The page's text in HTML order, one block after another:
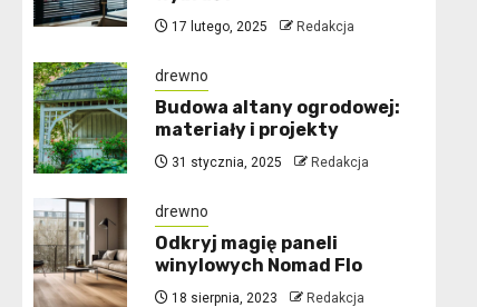
17 lutego, 2025 Redakcja
drewno
Budowa altany ogrodowej:
materiały i projekty
31 stycznia, 2025 Redakcja
drewno
Odkryj magię paneli
winylowych Nomad Flo
18 sierpnia, 2023 Redakcja